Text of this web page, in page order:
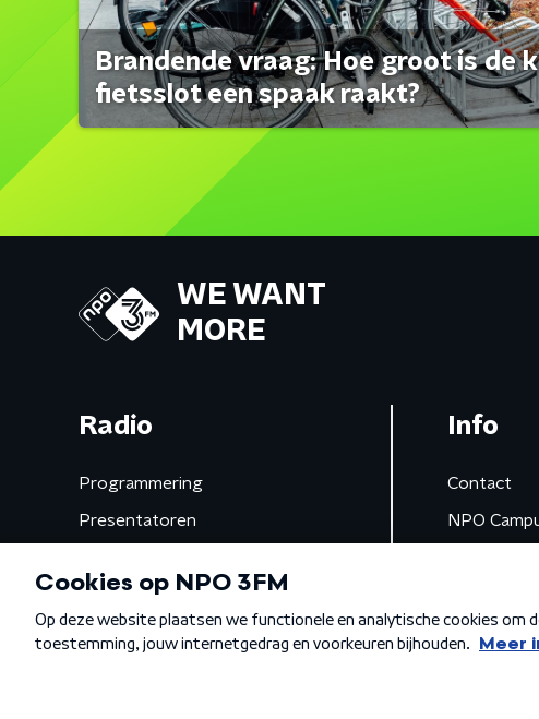
Brandende vraag: Hoe groot is de
fietsslot een spaak raakt?
WE WANT
MORE
Radio
Programmering
Presentatoren
Gemist
Info
Contact
NPO
Algemene voorwaarden Privacybeleid